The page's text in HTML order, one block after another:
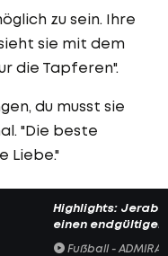
zu sein. Ihre
sie mit dem
die Tapferen".
du musst sie
"Die beste
Liebe."
Highlights:
einen
Fußball -